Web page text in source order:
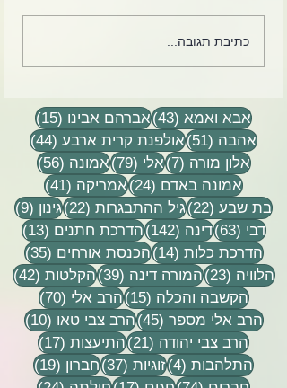
קלפים מחייהם של הרב
כתיבת תגובה...
אבא ואמא (43) 43 פוסטים
אברהם אבינו (15)
15 פוסטים
אהבה (51) 51 פוסטים
אולפנת קרית ארבע (44)
44 פוסטים
אלון מורה (7) 7 פוסטיםאלי (79) 79 פוסטים
אמונה (56)
56 פוסטים
אמונה באדם (24) 24 פוסטים
אמריקה (41)
41 פוסטים
בת שבע (22) 22 פוסטים
גיל ההתבגרות (22) 22 פוסטים
גינון (9)
9 פוסטים
דבי (63) 63 פוסטים
דינה (142) 142 פוסטים
הדרכת חתנים (13)
13 פוסטים
הדרכת כלות (14) 14 פוסטים
הכנסת אורחים (35)
35 פוסטים
הלוויה (23) 23 פוסטים
המורה דינה (39) 39 פוסטים
הקלטות (42)
42
הקשבה והכלה (15) 15 פוסטים
הרב אלי (70)
70 פוסטים
הרב אלי מספר (45) 45 פוסטים
הרב צבי טאו (10)
10 פוסטים
הרב צבי יהודה (21) 21 פוסטים
התיעצות (17)
17 פוסטים
התלהבות (4) 4 פוסטיםזוגיות (37) 37 פוסטים
חברון (19)
19 פוסטים